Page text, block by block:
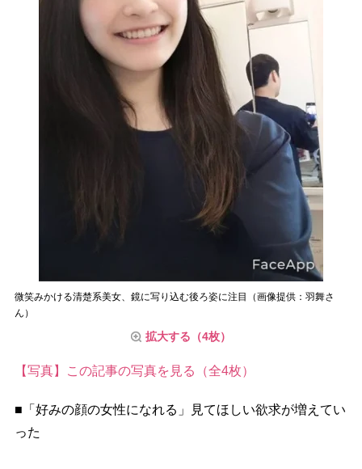
微笑みかける清楚系美女、鏡に写り込む後ろ姿に注目（画像提供：羽舞さ
ん）
拡大する（4枚）
【写真】この記事の写真を見る（全4枚）
■「好みの顔の女性になれる」見てほしい欲求が増えてい
った